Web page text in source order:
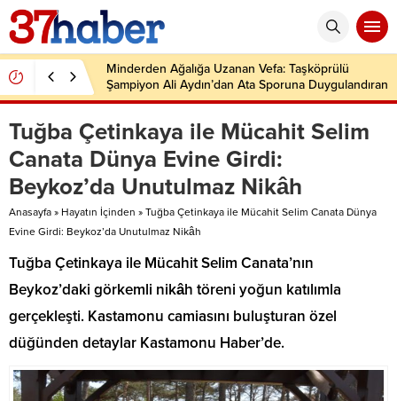
Minderden Ağalığa Uzanan Vefa: Taşköprülü
Şampiyon Ali Aydın’dan Ata Sporuna Duygulandıran
Dönüş
Tuğba Çetinkaya ile Mücahit Selim
Canata Dünya Evine Girdi:
Beykoz’da Unutulmaz Nikâh
Anasayfa » Hayatın İçinden » Tuğba Çetinkaya ile Mücahit Selim Canata Dünya
Evine Girdi: Beykoz’da Unutulmaz Nikâh
Tuğba Çetinkaya ile Mücahit Selim Canata’nın
Beykoz’daki görkemli nikâh töreni yoğun katılımla
gerçekleşti. Kastamonu camiasını buluşturan özel
düğünden detaylar Kastamonu Haber’de.